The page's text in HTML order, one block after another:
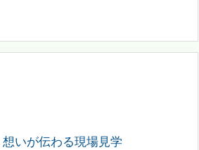
いが伝わる現場見学